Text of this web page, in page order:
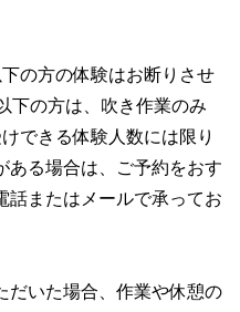
の方の体験はお断りさせ
下の方は、吹き作業のみ
できる体験人数には限り
ある場合は、ご予約をおす
話またはメールで承ってお
だいた場合、作業や休憩の